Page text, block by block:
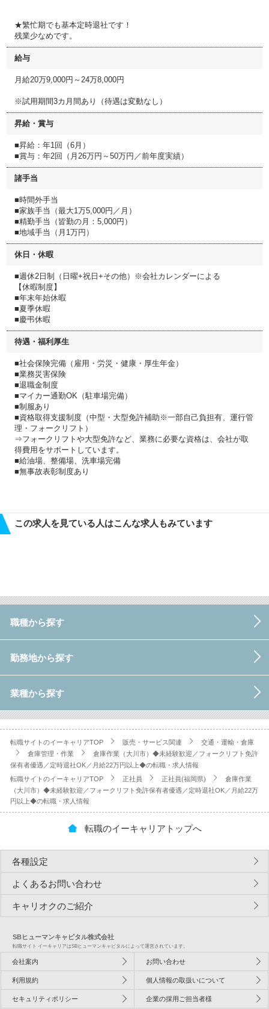
★繁忙期でも基本定時退社です！
残業少なめです。
給与
月給20万9,000円～24万8,000円
※試用期間3カ月間あり（待遇は変動なし）
昇給・賞与
■昇給：年1回（6月）
■賞与：年2回（月26万円～50万円／前年度実績）
諸手当
■時間外手当
■家族手当（最大1万5,000円／月）
■精勤手当（皆勤の月：5,000円）
■地域手当（月1万円）
休日・休暇
■週休2日制（日曜+祝日+その他）※会社カレンダーによる
【休暇制度】
■年末年始休暇
■夏季休暇
■慶弔休暇
待遇・福利厚生
■社会保険完備（雇用・労災・健康・厚生年金）
■業務災害保険
■退職金制度
■マイカー通勤OK（駐車場完備）
■制服あり
■資格取得支援制度（中型・大型免許補助※一部自己負担有、運行管
理・フォークリフト）
⇒フォークリフトや大型免許など、業務に必要な資格は、会社が取
得費用をサポートしています。
■給油場、整備場、洗車場完備
■無事故表彰制度あり
この求人を見ている人はこんな求人もみています
職種から探す
勤務地から探す
業種から探す
転職サイトのイーキャリアTOP 販売・サービス関連
交通・運輸・倉庫
倉庫管理・作業
倉庫作業（大川市）◆未経験歓迎／フォークリフト免許
保有者優遇／定時退社OK／月給22万円以上◆の転職・求人情報
転職サイトのイーキャリアTOP
正社員 正社員(福岡県)
倉庫作業
（大川市）◆未経験歓迎／フォークリフト免許保有者優遇／定時退社OK／月給22万
円以上◆の転職・求人情報
転職のイーキャリアトップへ
各種設定
よくあるお問い合わせ
キャリオクのご紹介
SBヒューマンキャピタル株式会社
転職サイト イーキャリアはSBヒューマンキャピタルによって運営されています。
会社案内 お問い合わせ
利用規約 個人情報の取扱いについて
セキュリティポリシー 企業の採用ご担当者様